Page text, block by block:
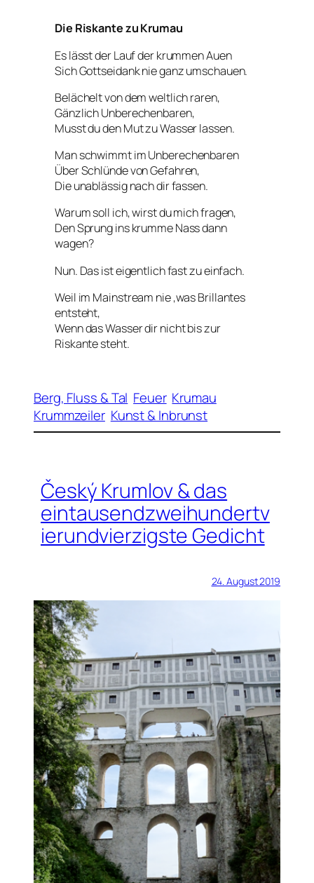
Die Riskante zu Krumau
Es lässt der Lauf der krummen Auen
Sich Gottseidank nie ganz umschauen.
Belächelt von dem weltlich raren,
Gänzlich Unberechenbaren,
Musst du den Mut zu Wasser lassen.
Man schwimmt im Unberechenbaren
Über Schlünde von Gefahren,
Die unablässig nach dir fassen.
Warum soll ich, wirst du mich fragen,
Den Sprung ins krumme Nass dann
wagen?
Nun. Das ist eigentlich fast zu einfach.
Weil im Mainstream nie ‚was Brillantes
entsteht,
Wenn das Wasser dir nicht bis zur
Riskante steht.
Berg, Fluss & Tal Feuer Krumau
Krummzeiler Kunst & Inbrunst
Český Krumlov & das
eintausendzweihundertv
ierundvierzigste Gedicht
24. August 2019